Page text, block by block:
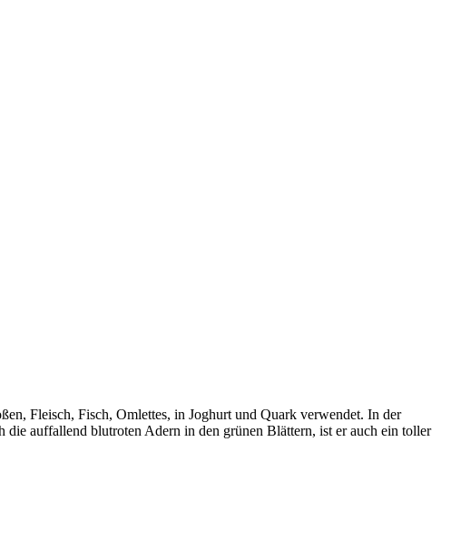
Fleisch, Fisch, Omlettes, in Joghurt und Quark verwendet. In der
auffallend blutroten Adern in den grünen Blättern, ist er auch ein toller